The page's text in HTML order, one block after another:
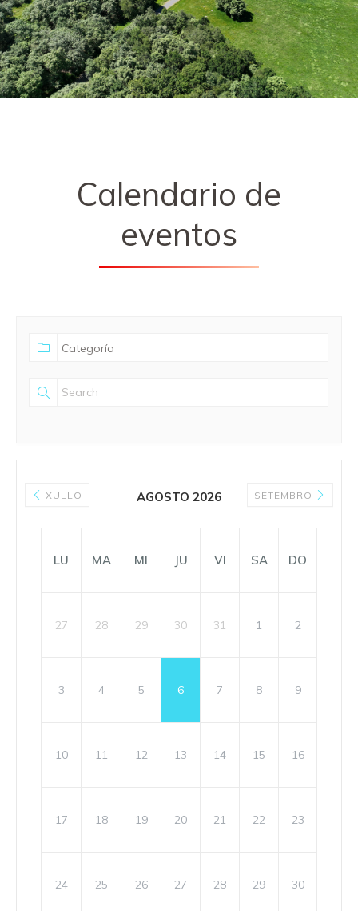
Calendario de
eventos
XULLO AGOSTO 2026 SETEMBRO
LU MA MI JU VI SA DO
27 28 29 30 31 1 2
3 4 5 6 7 8 9
10 11 12 13 14 15 16
17 18 19 20 21 22 23
24 25 26 27 28 29 30